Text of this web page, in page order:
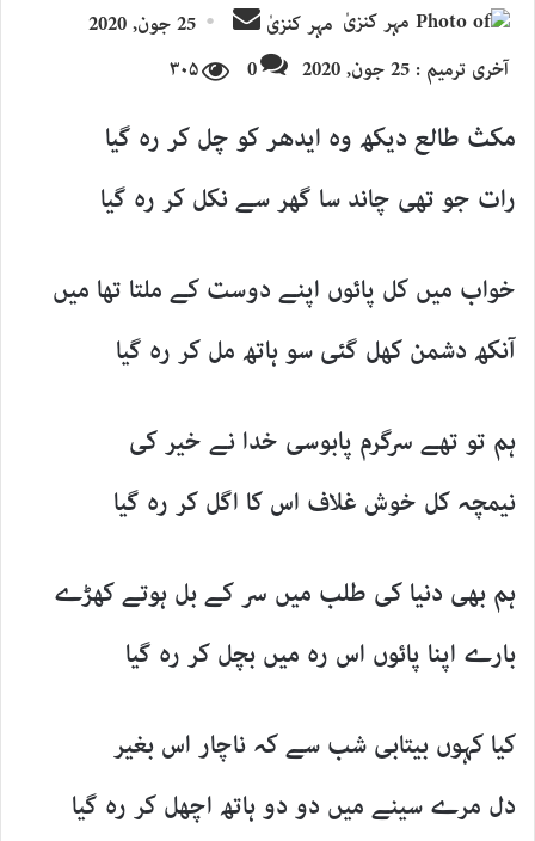
مہر کنزیٰ
Send
email
25 جون, 2020
آخری ترمیم : 25 جون, 2020
0 ۳۰۵
مکث طالع دیکھ وہ ایدھر کو چل کر رہ گیا
رات جو تھی چاند سا گھر سے نکل کر رہ گیا
خواب میں کل پائوں اپنے دوست کے ملتا تھا میں
آنکھ دشمن کھل گئی سو ہاتھ مل کر رہ گیا
ہم تو تھے سرگرم پابوسی خدا نے خیر کی
نیمچہ کل خوش غلاف اس کا اگل کر رہ گیا
ہم بھی دنیا کی طلب میں سر کے بل ہوتے کھڑے
بارے اپنا پائوں اس رہ میں بچل کر رہ گیا
کیا کہوں بیتابی شب سے کہ ناچار اس بغیر
دل مرے سینے میں دو دو ہاتھ اچھل کر رہ گیا